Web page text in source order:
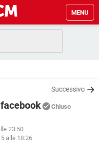
MENU
WHATSAPP
GAMING
10
Successivo
Chiuso
23:50
alle 18:26